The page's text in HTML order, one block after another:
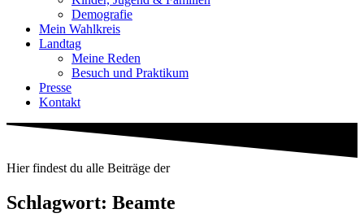
Demografie
Mein Wahlkreis
Landtag
Meine Reden
Besuch und Praktikum
Presse
Kontakt
Hier findest du alle Beiträge der
Schlagwort: Beamte